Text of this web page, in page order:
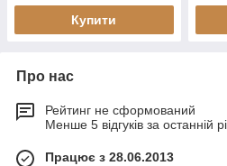
Купити
Про нас
Рейтинг не сформований
Менше 5 відгуків за останній
Працює з 28.06.2013